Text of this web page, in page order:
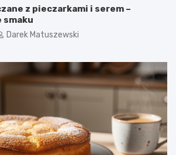
z pieczarkami i serem –
smaku
Darek Matuszewski